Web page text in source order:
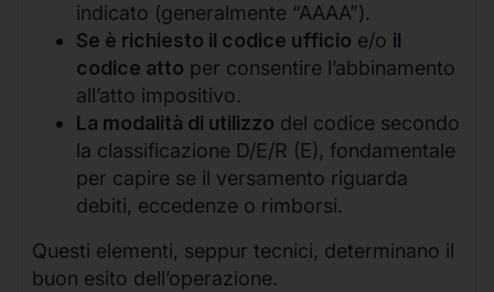
indicato (generalmente “AAAA”).
Se è richiesto il codice ufficio e/o il
codice atto per consentire l’abbinamento
all’atto impositivo.
La modalità di utilizzo del codice secondo
la classificazione D/E/R (E), fondamentale
per capire se il versamento riguarda
debiti, eccedenze o rimborsi.
Questi elementi, seppur tecnici, determinano il
buon esito dell’operazione.